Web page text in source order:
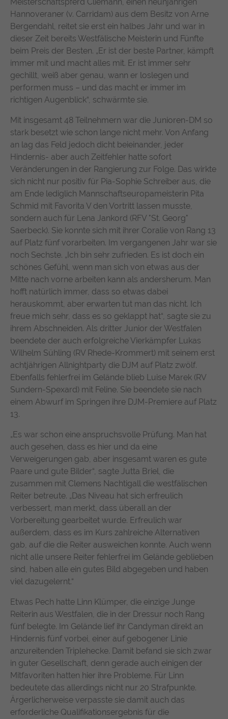
Hannoveraner (v. Carridam) aus dem Besitz von Arne
Bergendahl, reitet sie erst ein halbes Jahr und war in
dieser Zeit bereits Westfälische Meisterin und Fünfte
beim Preis der Besten. „Er ist der beste Partner, kämpft
immer mit und macht alles mit. Er ist immer sehr
gechillt, weiß aber genau, wann er loslegen und
performen muss – und das macht er immer im
richtigen Augenblick“, schwärmte sie.
Mit insgesamt 48 Teilnehmern war die Junioren-DM so
stark besetzt wie schon lange nicht mehr. Von Anfang
an lag das Feld jedoch dicht beieinander, jeder
Hindernis- aber auch Zeitfehler hatte sofort
Veränderungen in der Rangierung zur Folge. Das wirkte
sich nicht nur positiv für Pia-Sophie Schreiber aus, die
am Ende lediglich Mannschaftseuropameisterin Pita
Schmid mit Favorita V den Vortritt lassen musste,
sondern auch für Lena Jankord (RFV "St. Georg"
Saerbeck). Sie konnte sich mit ihrer Coralie von Rang 13
auf Platz fünf vorarbeiten. Im vergangenen Jahr war sie
noch Sechste. „Ich bin sehr zufrieden. Es ist doch ein
schönes Gefühl, wenn man sich von etwas aus der
Mitte nach vorne arbeiten kann als andersherum. Man
hofft natürlich immer, dass so etwas dabei
herauskommt, aber erwarten tut man das nicht. Ich
freue mich sehr, dass es so geklappt hat“, sagte sie zu
ihrem Abschneiden. Als dritter Junior der Westfalen
beendete der auch erfolgreiche Vierkämpfer Lukas
Wilhelm Sühling (RV Rhede-Krommert) mit seinem erst
achtjährigen Allnightparty die DJM auf Platz zwölf.
Ebenfalls fehlerfrei im Gelände blieb Luise Marek (RV
Sundern-Spexard) mit Feline. Sie beendete sie nach
einem Abwurf im Springen ihre DJM-Premiere auf Platz
13.
„Es war schon eine anspruchsvolle Prüfung. Man hat
auch gesehen, dass es hier und da eine
Verweigerungen gab, aber insgesamt waren es gute
Paare und gute Bilder“, sagte Jutta Briel, die
zusammen mit Clemens Nachtigall die westfälischen
Reiter betreute. „Das Niveau hat sich erfreulich
verbessert, man merkt, dass überall an der
Vorbereitung gearbeitet wurde. Erfreulich war
außerdem, dass es im Kurs zahlreiche Alternativen
gab, auf die die Reiter ausweichen konnte. Auch wenn
nicht alle unsere Reiter fehlerfrei im Gelände geblieben
sind, haben alle ein gutes Bild abgegeben und haben
viel dazugelernt.“
Etwas Pech hatte Linn Klümper, die einzige Junge
Reiterin aus Westfalen, die in der Dressur noch Rang
fünf belegte. Im Gelände lief ihr Candyman direkt an
Hindernis fünf vorbei, einer auf gebogener Linie
anzureitenden Triplehecke. Damit befand sie sich zwar
in guter Gesellschaft, denn gerade auch einigen der
Mitfavoriten hatten hier ihre Probleme. Für Linn
bedeutete das allerdings nicht nur 20 Strafpunkte.
Ärgerlicherweise verpasste sie damit auch das
erforderliche Qualifikationsergebnis für die
Anbieter TYPO3
Laufzeit 1 Jahr
Zweck
Enthält die gewählten Tracking-Optin-
Zweck
durchschnittliche Verweildauer auf der
wurden.
Name _pk_ses, _pk_cvar, _pk_hsr
Anbieter Matomo
Zweck
Wird von Matomo Analytics Platform
genutzt, um Seitenabrufe des Besuchers
während der Sitzung nachzuverfolgen.
suchen. Ihre Interaktionen werden anonymisiert, um Ihre
Privatsphäre zu schützen und gleichzeitig den Service zu
verbessern.
Name chatbase_anon_id
Anbieter Chatbase (https://www.chatbase.co)
Laufzeit Session
Zweck
des Chatbots, indem er anonymisierte
Daten erfasst, um Ihre Erfahrung zu
verbessern und den Service für alle
Nutzer optimal zu gestalten.
Cookie-Informationen anzeigen
Externe Inhalte
Bestimmte Funktionen dienen dazu, Inhalte oder Angebote
(z.B. Videos, Karten), die auf anderen Webseiten (YouTube,
Webseite anzuzeigen und wiederzugeben.
Name YouTube
Anbieter
Google Ireland Limited, Gordon House,
Barrow Street, Dublin 4, Ireland
Laufzeit 1 Jahr
Zweck
Wird verwendet, um YouTube-Inhalte zu
entsperren.
https://policies.google.com/privacy
Cookie-Informationen anzeigen